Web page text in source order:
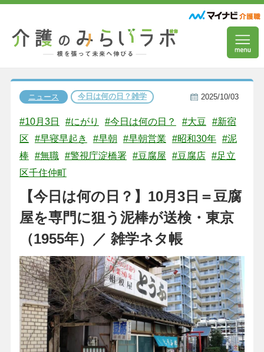
ニュース 今日は何の日？雑学 2025/10/03
#10月3日 #にがり #今日は何の日？ #大豆
#新宿
区
#早寝早起き #早朝 #早朝営業 #昭和30年 #泥
棒
#無職 #警視庁淀橋署 #豆腐屋 #豆腐店 #足立
区千住仲町
【今日は何の日？】10月3日＝豆腐
屋を専門に狙う泥棒が送検・東京
（1955年）／ 雑学ネタ帳